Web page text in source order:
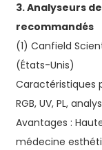
3. Analyseurs
recommandés
(1) Canfield
(États-Unis)
Caractéristiques
RGB, UV, PL,
Avantages :
médecine